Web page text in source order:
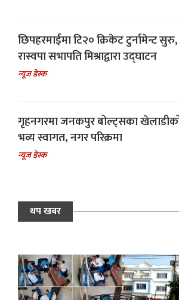
छिपहरमाईमा टि२० क्रिकेट टुर्नामेन्ट सुरु,
रास्वपा सभापति मिश्राद्वारा उद्घाटन
न्यूज डेस्क
गृहनगरमा जनकपुर बोल्ट्सका
भव्य स्वागत, नगर परिक्रमा
न्यूज डेस्क
थप खबर